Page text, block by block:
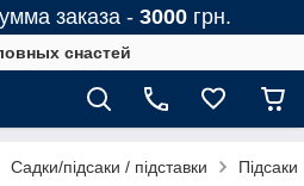
заказа - 3000 грн.
снастей
Садки/підсаки / підставки Підсаки